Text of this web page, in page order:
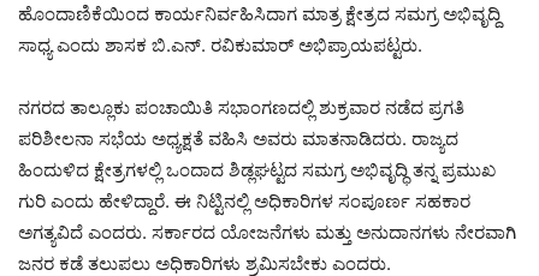
ಹೊಂದಾಣಿಕೆಯಿಂದ ಕಾರ್ಯನಿರ್ವಹಿಸಿದಾಗ ಮಾತ್ರ ಕ್ಷೇತ್ರದ ಸಮಗ್ರ ಅಭಿವೃದ್ದಿ
ಸಾಧ್ಯ ಎಂದು ಶಾಸಕ ಬಿ.ಎನ್. ರವಿಕುಮಾರ್ ಅಭಿಪ್ರಾಯಪಟ್ಟರು.
ನಗರದ ತಾಲ್ಲೂಕು ಪಂಚಾಯಿತಿ ಸಭಾಂಗಣದಲ್ಲಿ ಶುಕ್ರವಾರ ನಡೆದ ಪ್ರಗತಿ
ಪರಿಶೀಲನಾ ಸಭೆಯ ಅಧ್ಯಕ್ಷತೆ ವಹಿಸಿ ಅವರು ಮಾತನಾಡಿದರು. ರಾಜ್ಯದ
ಹಿಂದುಳಿದ ಕ್ಷೇತ್ರಗಳಲ್ಲಿ ಒಂದಾದ ಶಿಡ್ಲಘಟ್ಟದ ಸಮಗ್ರ ಅಭಿವೃದ್ಧಿ ತನ್ನ ಪ್ರಮುಖ
ಗುರಿ ಎಂದು ಹೇಳಿದ್ದಾರೆ. ಈ ನಿಟ್ಟಿನಲ್ಲಿ ಅಧಿಕಾರಿಗಳ ಸಂಪೂರ್ಣ ಸಹಕಾರ
ಅಗತ್ಯವಿದೆ ಎಂದರು. ಸರ್ಕಾರದ ಯೋಜನೆಗಳು ಮತ್ತು ಅನುದಾನಗಳು ನೇರವಾಗಿ
ಜನರ ಕಡೆ ತಲುಪಲು ಅಧಿಕಾರಿಗಳು ಶ್ರಮಿಸಬೇಕು ಎಂದರು.